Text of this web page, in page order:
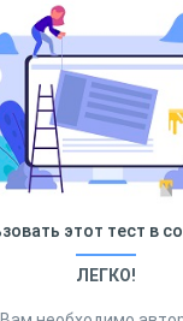
этот тест в
ЛЕГКО!